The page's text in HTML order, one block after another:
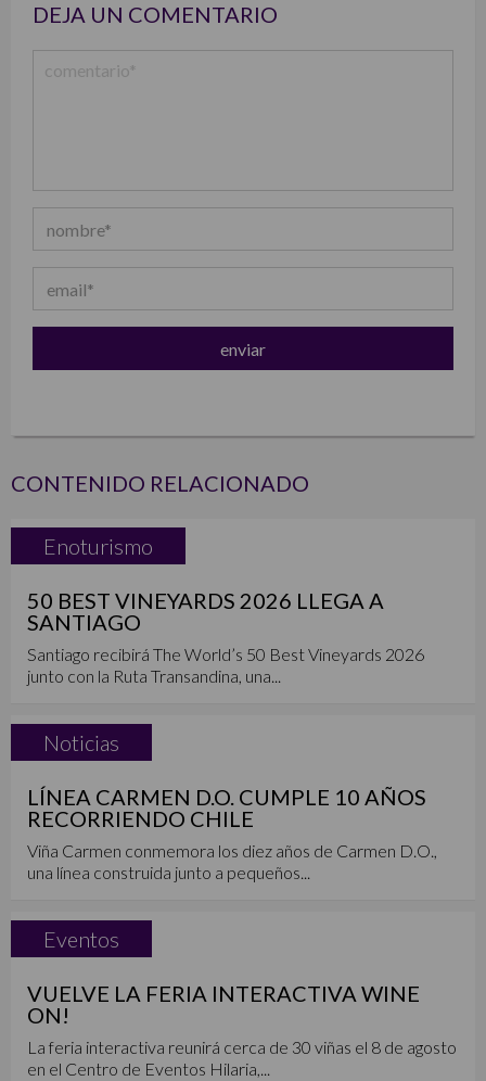
DEJA UN COMENTARIO
CONTENIDO RELACIONADO
Enoturismo
50 BEST VINEYARDS 2026 LLEGA A
SANTIAGO
Santiago recibirá The World’s 50 Best Vineyards 2026
junto con la Ruta Transandina, una...
Noticias
LÍNEA CARMEN D.O. CUMPLE 10 AÑOS
RECORRIENDO CHILE
Viña Carmen conmemora los diez años de Carmen D.O.,
una línea construida junto a pequeños...
Eventos
VUELVE LA FERIA INTERACTIVA WINE
ON!
La feria interactiva reunirá cerca de 30 viñas el 8 de agosto
en el Centro de Eventos Hilaria,...